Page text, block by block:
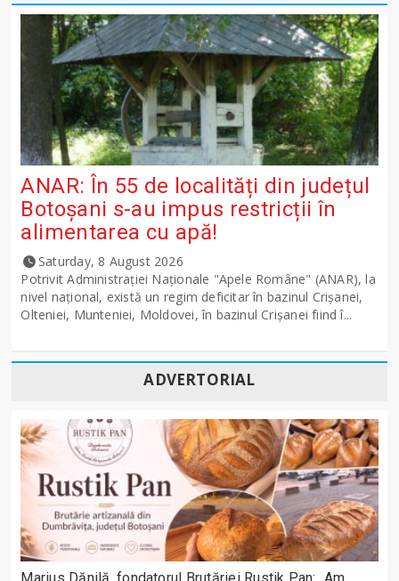
ANAR: În 55 de localități din județul
Botoșani s-au impus restricții în
alimentarea cu apă!
Saturday, 8 August 2026
Potrivit Administraţiei Naţionale "Apele Române" (ANAR), la
nivel naţional, există un regim deficitar în bazinul Crişanei,
Olteniei, Munteniei, Moldovei, în bazinul Crişanei fiind î...
ADVERTORIAL
Marius Dănilă, fondatorul Brutăriei Rustik Pan: „Am